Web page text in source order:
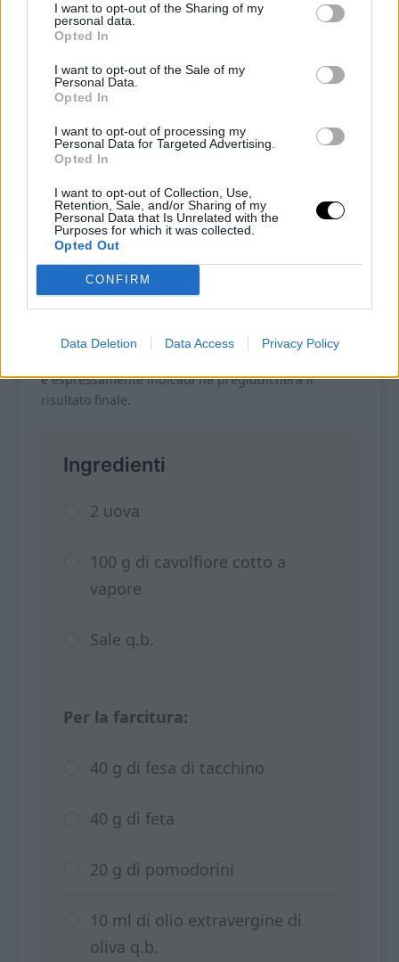
I want to opt-out of the Sharing of my
personal data.
Opted In
I want to opt-out of the Sale of my
Personal Data.
Opted In
I want to opt-out of processing my
Personal Data for Targeted Advertising.
Opted In
I want to opt-out of Collection, Use,
Retention, Sale, and/or Sharing of my
Personal Data that Is Unrelated with the
Purposes for which it was collected.
Opted Out
CONFIRM
Data Deletion Data Access Privacy Policy
Pin Print
Rotolo di cavolfiore keto
Cuisine:
Porzione
1
Preparazione
15 minutes
Tempo di cottura
10 minutes
ricetta è indispensabile per la riuscita della ricetta
è espressamente indicata ne pregiudicherà il
risultato finale.
Ingredienti
2 uova
100 g di cavolfiore cotto a
vapore
Sale q.b.
Per la farcitura:
40 g di fesa di tacchino
40 g di feta
20 g di pomodorini
10 ml di olio extravergine di
oliva q.b.